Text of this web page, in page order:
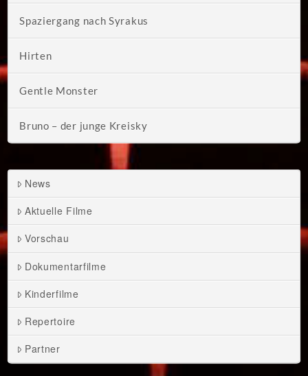
Spaziergang nach Syrakus
Hirten
Gentle Monster
Bruno – der junge Kreisky
News
Aktuelle Filme
Vorschau
Dokumentarfilme
Kinderfilme
Repertoire
Partner